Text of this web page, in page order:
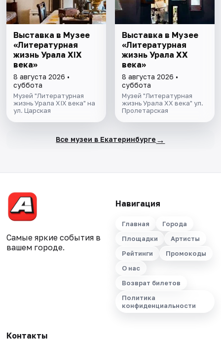
Выставка в Музее
«Литературная
жизнь Урала ХIХ
века»
8 августа 2026 •
суббота
Музей "Литературная
жизнь Урала XIX века" на
ул. Царская
Выставка в Музее
«Литературная
жизнь Урала ХХ
века»
8 августа 2026 •
суббота
Музей "Литературная
жизнь Урала XX века" ул.
Пролетарская
Все музеи в Екатеринбурге →
Самые яркие события в
вашем городе.
Навигация
Главная
Города
Площадки
Артисты
Рейтинги
Промокоды
О нас
Возврат билетов
Политика
конфиденциальности
Контакты